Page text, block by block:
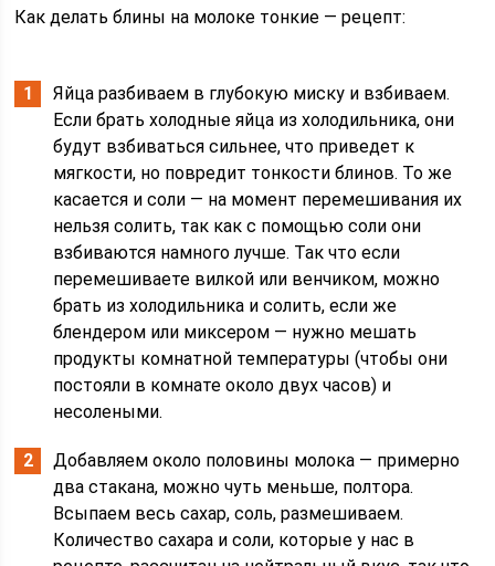
Как делать блины на молоке тонкие — рецепт:
Яйца разбиваем в глубокую миску и взбиваем.
Если брать холодные яйца из холодильника, они
будут взбиваться сильнее, что приведет к
мягкости, но повредит тонкости блинов. То же
касается и соли — на момент перемешивания их
нельзя солить, так как с помощью соли они
взбиваются намного лучше. Так что если
перемешиваете вилкой или венчиком, можно
брать из холодильника и солить, если же
блендером или миксером — нужно мешать
продукты комнатной температуры (чтобы они
постояли в комнате около двух часов) и
несолеными.
Добавляем около половины молока — примерно
два стакана, можно чуть меньше, полтора.
Всыпаем весь сахар, соль, размешиваем.
Количество сахара и соли, которые у нас в